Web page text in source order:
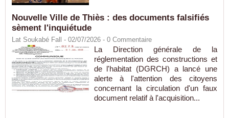
Nouvelle Ville de Thiès : des documents falsifiés
sèment l'inquiétude
Lat Soukabé Fall - 02/07/2026 - 0 Commentaire
La Direction générale de la
réglementation des constructions et
de l'habitat (DGRCH) a lancé une
alerte à l'attention des citoyens
concernant la circulation d'un faux
document relatif à l'acquisition...